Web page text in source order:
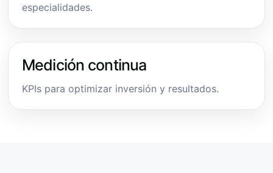
especialidades.
Medición continua
KPIs para optimizar inversión y resultados.